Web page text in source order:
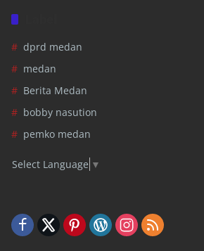
dprd medan
medan
Berita Medan
bobby nasution
pemko medan
Select Language ▼